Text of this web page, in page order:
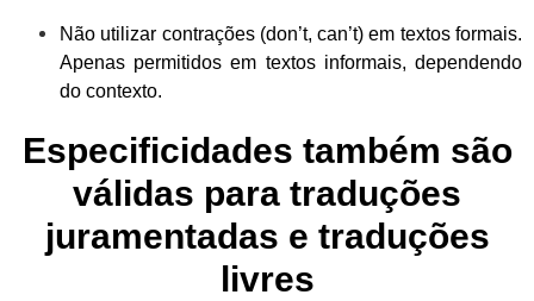
Não utilizar contrações (don’t, can’t) em textos formais.
Apenas permitidos em textos informais, dependendo
do contexto.
Especificidades também são
válidas para traduções
juramentadas e traduções
livres